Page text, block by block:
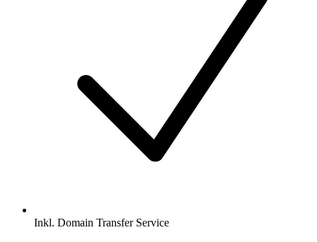
Inkl. Domain Transfer Service